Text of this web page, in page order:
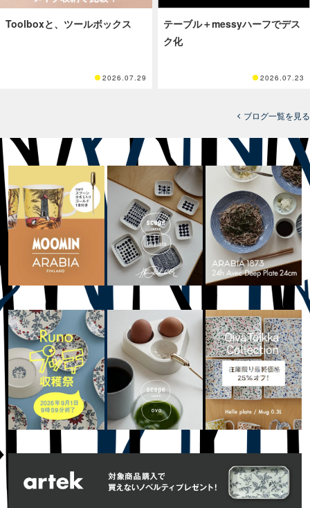
Toolboxと、ツールボックス
2026.07.29
テーブル＋messyハーフでデス
ク化
2026.07.23
ブログ一覧を見る